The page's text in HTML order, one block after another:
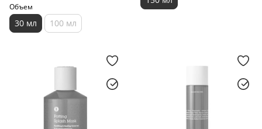
Объем
30 мл 100 мл